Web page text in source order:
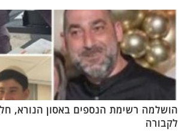
הושלמה רשימת הנספים באסון הנורא,
לקבורה